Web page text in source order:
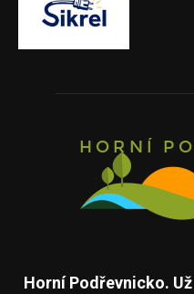
Horní Podřevnicko.